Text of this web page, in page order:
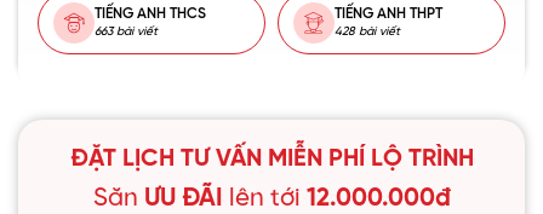
TIẾNG ANH THCS
663 bài viết
TIẾNG ANH THPT
428 bài viết
ĐẶT LỊCH TƯ VẤN MIỄN PHÍ LỘ TRÌNH
Săn ƯU ĐÃI lên tới 12.000.000đ